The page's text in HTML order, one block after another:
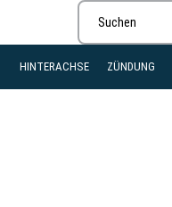
HINTERACHSE ZÜNDUNG